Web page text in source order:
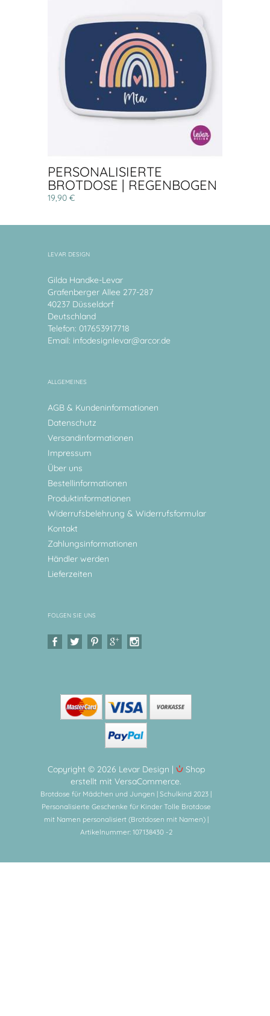
PERSONALISIERTE
BROTDOSE | REGENBOGEN
19,90 €
LEVAR DESIGN
Gilda Handke-Levar
Grafenberger Allee 277-287
40237 Düsseldorf
Deutschland
Telefon: 017653917718
Email: infodesignlevar@arcor.de
ALLGEMEINES
AGB & Kundeninformationen
Datenschutz
Versandinformationen
Impressum
Über uns
Bestellinformationen
Produktinformationen
Widerrufsbelehrung & Widerrufsformular
Kontakt
Zahlungsinformationen
Händler werden
Lieferzeiten
FOLGEN SIE UNS
Copyright © 2026 Levar Design |
Shop
erstellt mit VersaCommerce.
Brotdose für Mädchen und Jungen | Schulkind 2023 |
Personalisierte Geschenke für Kinder Tolle Brotdose
mit Namen personalisiert (Brotdosen mit Namen) |
Artikelnummer: 107138430 -2